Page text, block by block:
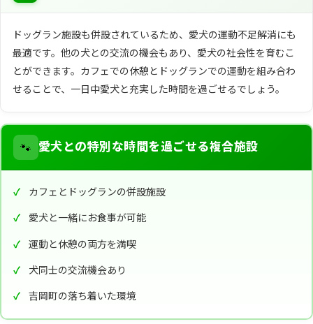
ドッグラン施設も併設されているため、愛犬の運動不足解消にも
最適です。他の犬との交流の機会もあり、愛犬の社会性を育むこ
とができます。カフェでの休憩とドッグランでの運動を組み合わ
せることで、一日中愛犬と充実した時間を過ごせるでしょう。
🐾 愛犬との特別な時間を過ごせる複合施設
カフェとドッグランの併設施設
愛犬と一緒にお食事が可能
運動と休憩の両方を満喫
犬同士の交流機会あり
吉岡町の落ち着いた環境